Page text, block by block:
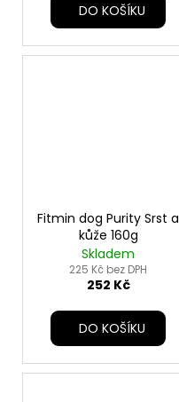
DO KOŠÍKU
Fitmin dog Purity Srst a
kůže 160g
Skladem
225 Kč bez DPH
252 Kč
DO KOŠÍKU